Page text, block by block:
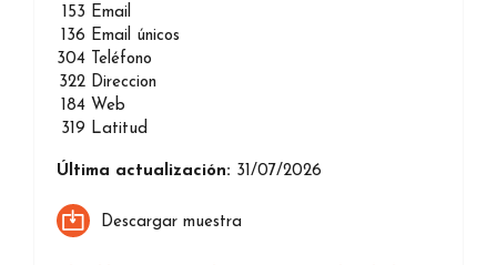
153 Email
136 Email únicos
304 Teléfono
322 Direccion
184 Web
319 Latitud
Última actualización: 31/07/2026
Descargar muestra